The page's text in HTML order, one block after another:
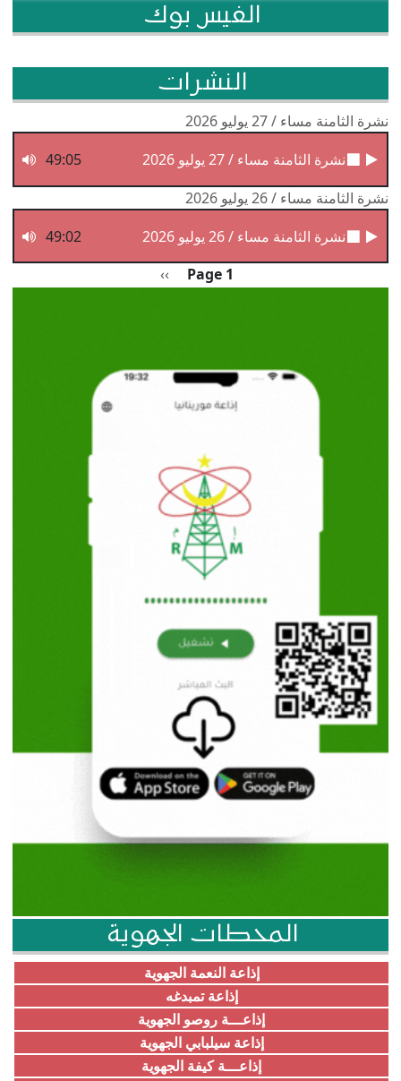
الفيس بوك
النشرات
نشرة الثامنة مساء / 27 يوليو 2026
نشرة الثامنة مساء / 27 يوليو 2026
49:05
نشرة الثامنة مساء / 26 يوليو 2026
نشرة الثامنة مساء / 26 يوليو 2026
49:02
Page 1 الصفحة التالية
››
المحطات الجهوية
إذاعة النعمة الجهوية
إذاعة تمبدغه
إذاعـــة روصو الجهوية
إذاعة سيلبابي الجهوية
إذاعـــة كيفة الجهوية